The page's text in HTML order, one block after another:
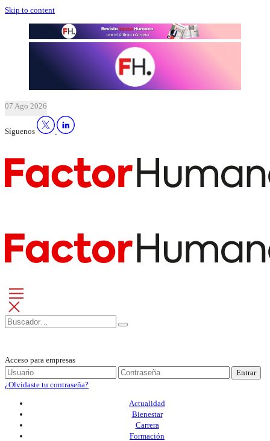
Skip to content
07 Ago 2026
Síguenos
Acceso para empresas
Entrar
¿Olvidaste tu contraseña?
Actualidad
Bienestar
Carrera
Formación